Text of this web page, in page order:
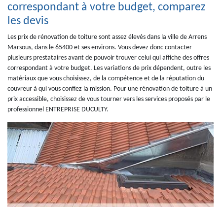
correspondant à votre budget, comparez
les devis
Les prix de rénovation de toiture sont assez élevés dans la ville de Arrens
Marsous, dans le 65400 et ses environs. Vous devez donc contacter
plusieurs prestataires avant de pouvoir trouver celui qui affiche des offres
correspondant à votre budget. Les variations de prix dépendent, outre les
matériaux que vous choisissez, de la compétence et de la réputation du
couvreur à qui vous confiez la mission. Pour une rénovation de toiture à un
prix accessible, choisissez de vous tourner vers les services proposés par le
professionnel ENTREPRISE DUCULTY.